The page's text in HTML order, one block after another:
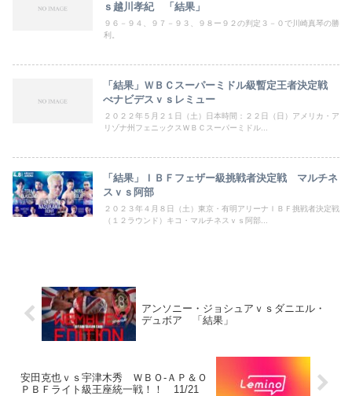
ｓ越川孝紀 「結果」
９６－９４、９７－９３、９８ー９２の判定３－０で川崎真琴の勝
利。
「結果」ＷＢＣスーパーミドル級暫定王者決定戦
べナビデスｖｓレミュー
２０２２年５月２１日（土）日本時間：２２日（日）アメリカ・ア
リゾナ州フェニックスＷＢＣスーパーミドル...
「結果」ＩＢＦフェザー級挑戦者決定戦 マルチネ
スｖｓ阿部
２０２３年４月８日（土）東京・有明アリーナＩＢＦ挑戦者決定戦
（１２ラウンド）キコ・マルチネスｖｓ阿部...
アンソニー・ジョシュアｖｓダニエル・
デュボア 「結果」
安田克也ｖｓ宇津木秀 ＷＢＯ‐ＡＰ＆Ｏ
ＰＢＦライト級王座統一戦！！ 11/21